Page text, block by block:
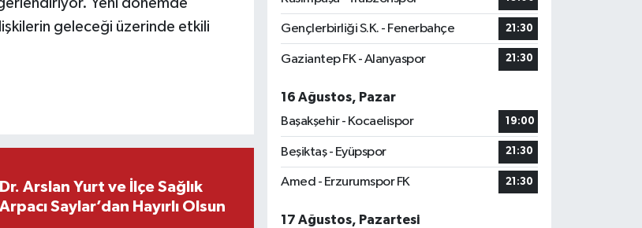
Yeni dönemde
ilişkilerin geleceği üzerinde etkili
Arslan Yurt ve İlçe Sağlık
Saylar’dan Hayırlı Olsun
Gençlerbirliği S.K. - Fenerbahçe 21:30
Gaziantep FK - Alanyaspor 21:30
16 Ağustos, Pazar
Başakşehir - Kocaelispor
19:00
Beşiktaş - Eyüpspor 21:30
Amed - Erzurumspor FK 21:30
17 Ağustos, Pazartesi